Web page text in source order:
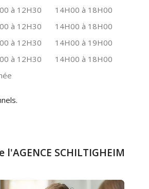
à 12H30
14H00 à 18H00
à 12H30
14H00 à 18H00
à 12H30
14H00 à 19H00
à 12H30
14H00 à 18H00
SCHILTIGHEIM